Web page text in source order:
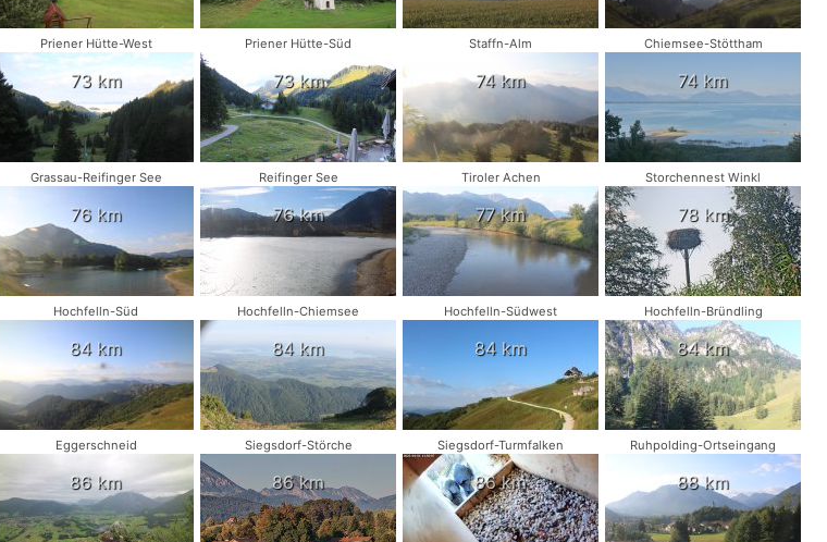
Priener Hütte-West
73 km
Priener Hütte-Süd
73 km
Staffn-Alm
74 km
Chiemsee-Stöttham
74 km
Grassau-Reifinger See
76 km
Reifinger See
76 km
Tiroler Achen
77 km
Storchennest Winkl
78 km
Hochfelln-Süd
84 km
Hochfelln-Chiemsee
84 km
Hochfelln-Südwest
84 km
Hochfelln-Bründling
84 km
Eggerschneid
86 km
Siegsdorf-Störche
86 km
Siegsdorf-Turmfalken
86 km
Ruhpolding-Ortseingang
88 km